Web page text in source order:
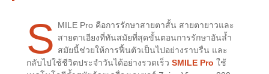
Femto LASIK
LASIK
เกร็ดความรู้เพิ่มเติม
ผู้ป่วยเก่า
ประวัติโรงพยาบาล
ความประทับใจจากผู้ใช้บริการ
S MILE Pro คือการรักษาสายตาสั้น สายตายาวและ
สายตาเอียงที่ทันสมัยที่สุดขั้นตอนการรักษาอันล้ำ
สมัยนี้ช่วยให้การฟื้นตัวเป็นไปอย่างราบรื่น และ
กลับไปใช้ชีวิตประจำวันได้อย่างรวดเร็ว SMILE Pro ใช้